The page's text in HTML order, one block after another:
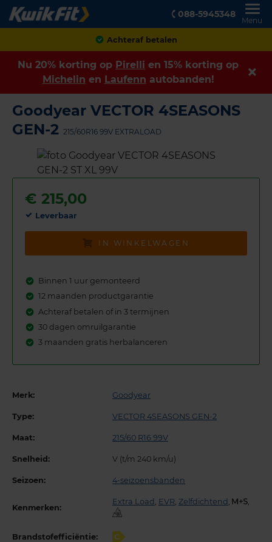
088-5945348
Menu
Achteraf betalen
Nu 20% korting op Pirelli en 15% korting op
Michelin en Laufenn autobanden!
Goodyear VECTOR 4SEASONS
GEN-2 215/60R16 99V EXTRALOAD
€ 215,00
Leverbaar
IN WINKELWAGEN
Binnen 1 uur gemonteerd
12 maanden productgarantie
Achteraf betalen of in 3 termijnen
30 dagen omruilgarantie
3 maanden gratis herbalanceren
Merk: Goodyear
Type: VECTOR 4SEASONS GEN-2
Maat: 215/60 R16 99V
Snelheid: V (t/m 240 km/u)
Seizoen: 4-seizoensbanden
Kenmerken:
Extra Load EVR Zelfdichtend
Brandstofefficiëntie: C